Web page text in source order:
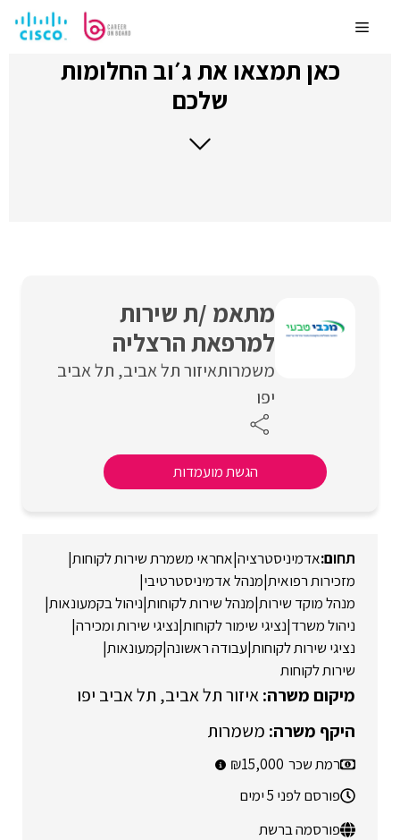
לתוכןMenu
כאן תמצאו את ג׳וב החלומות
שלכם
מתאמ /ת שירות
למרפאת הרצליה
משמרותאיזור תל אביב תל אביב
יפו
הגשת מועמדות
אדמיניסטרציה|אחראי משמרת שירות לקוחות|
מזכירות רפואית|מנהל אדמיניסטרטיבי|
מנהל מוקד שירות|מנהל שירות לקוחות|ניהול בקמעונאות|
ניהול משרד|נציגי שימור לקוחות|נציגי שירות ומכירה|
נציגי שירות לקוחות|עבודה ראשונה|קמעונאות|
שירות לקוחות
איזור תל אביב תל אביב יפו
משמרות
רמת שכר 15,000
פורסם לפני 5 ימים
פורסמה ברשת